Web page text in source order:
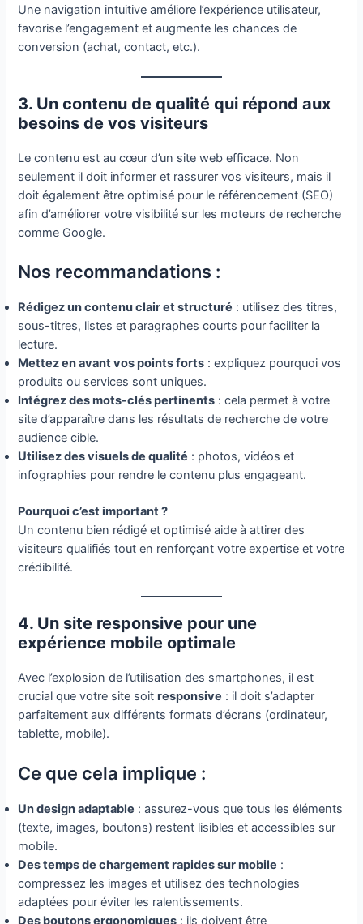
Une navigation intuitive améliore l’expérience utilisateur,
favorise l’engagement et augmente les chances de
conversion (achat, contact, etc.).
3. Un contenu de qualité qui répond aux
besoins de vos visiteurs
Le contenu est au cœur d’un site web efficace. Non
seulement il doit informer et rassurer vos visiteurs, mais il
doit également être optimisé pour le référencement (SEO)
afin d’améliorer votre visibilité sur les moteurs de recherche
comme Google.
Nos recommandations :
Rédigez un contenu clair et structuré : utilisez des titres,
sous-titres, listes et paragraphes courts pour faciliter la
lecture.
Mettez en avant vos points forts : expliquez pourquoi vos
produits ou services sont uniques.
Intégrez des mots-clés pertinents : cela permet à votre
site d’apparaître dans les résultats de recherche de votre
audience cible.
Utilisez des visuels de qualité : photos, vidéos et
infographies pour rendre le contenu plus engageant.
Pourquoi c’est important ?
Un contenu bien rédigé et optimisé aide à attirer des
visiteurs qualifiés tout en renforçant votre expertise et votre
crédibilité.
4. Un site responsive pour une
expérience mobile optimale
Avec l’explosion de l’utilisation des smartphones, il est
crucial que votre site soitresponsive : il doit s’adapter
parfaitement aux différents formats d’écrans (ordinateur,
tablette, mobile).
Ce que cela implique :
Un design adaptable : assurez-vous que tous les éléments
(texte, images, boutons) restent lisibles et accessibles sur
mobile.
Des temps de chargement rapides sur mobile :
compressez les images et utilisez des technologies
adaptées pour éviter les ralentissements.
Des boutons ergonomiques : ils doivent être